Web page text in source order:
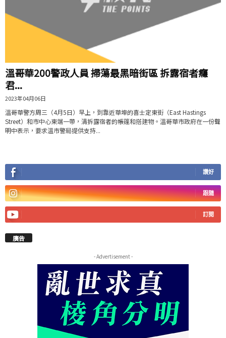
溫哥華200警政人員 掃蕩最黑暗街區 拆露宿者癮
君...
2023年04月06日
溫哥華警方周三（4月5日）早上，到靠近華埠的喜士定東街（East Hastings
Street）和市中心東端一帶，清拆露宿者的帳篷和搭建物。溫哥華市政府在一份聲
明中表示，要求溫市警局提供支持...
讚好
跟隨
訂閱
廣告
- Advertisement -